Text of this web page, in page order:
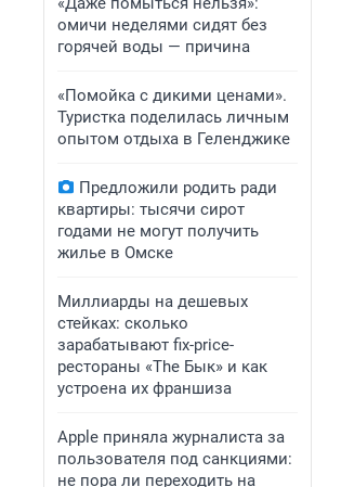
омичи неделями сидят без
горячей воды — причина
«Помойка с дикими ценами».
Туристка поделилась личным
опытом отдыха в Геленджике
Предложили родить ради
квартиры: тысячи сирот
годами не могут получить
жилье в Омске
Миллиарды на дешевых
стейках: сколько
зарабатывают fix-price-
рестораны «The Бык» и как
устроена их франшиза
Apple приняла журналиста за
пользователя под санкциями:
не пора ли переходить на